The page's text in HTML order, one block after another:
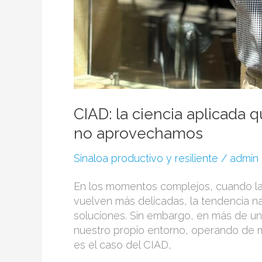
CIAD: la ciencia aplicada
no aprovechamos
Sinaloa productivo y resiliente / admin
En los momentos complejos, cuando
vuelven más delicadas, la tendencia
soluciones. Sin embargo, en más de
nuestro propio entorno, operando de
es el caso del CIAD,